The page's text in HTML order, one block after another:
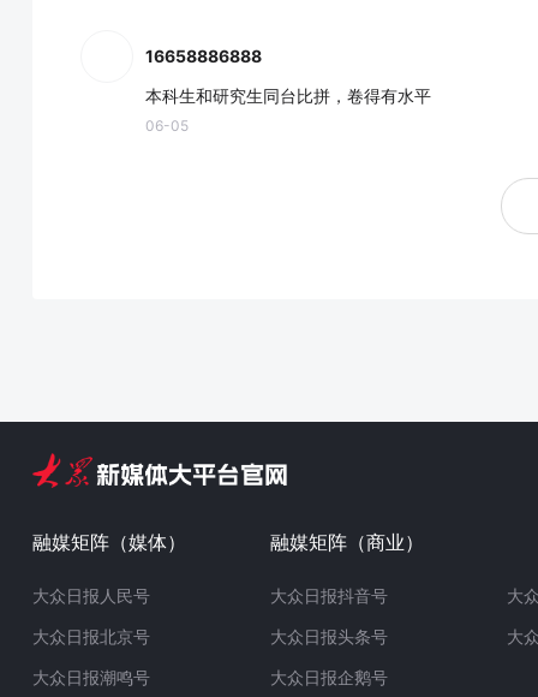
16658886888
本科生和研究生同台比拼，卷得有水平
06-05
融媒矩阵（媒体）
大众日报人民号
大众日报北京号
大众日报潮鸣号
融媒矩阵（商业）
大众日报抖音号
大众日报头条号
大众日报企鹅号
大
大